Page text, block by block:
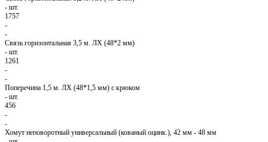
- шт.
1757
-
-
Связь горизонтальная 3,5 м. ЛХ (48*2 мм)
- шт.
1261
-
-
Поперечина 1,5 м. ЛХ (48*1,5 мм) с крюком
- шт.
456
-
-
Хомут неповоротный универсальный (кованый оцинк.), 42 мм - 48 мм